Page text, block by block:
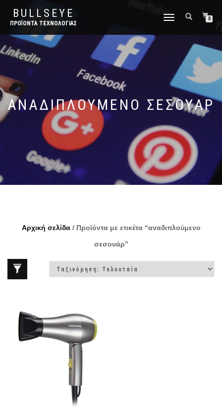
BULLSEYE
ΠΡΟΪΌΝΤΑ ΤΕΧΝΟΛΟΓΊΑΣ
ΕΝΑΛΛΑΓΉ
0
ΑΝΑΔΙΠΛΟΎΜΕΝΟ ΣΕΣΟΥΆΡ
Αρχική σελίδα/ Προϊόντα με ετικέτα “αναδιπλούμενο
σεσουάρ”